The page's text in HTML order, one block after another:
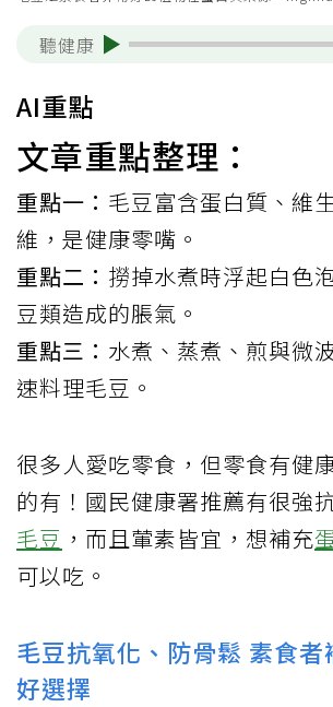
聽健康
AI重點
文章重點整理：
重點一： 毛豆富含蛋白質、維
維，是健康零嘴。
重點二： 撈掉水煮時浮起白色
豆類造成的脹氣。
重點三： 水煮、蒸煮、煎與微
速料理毛豆。
很多人愛吃零食，但零食有健
的有！國民健康署推薦有很強
毛豆 ，而且葷素皆宜，想補充
可以吃。
毛豆抗氧化、防骨鬆 素食者
好選擇